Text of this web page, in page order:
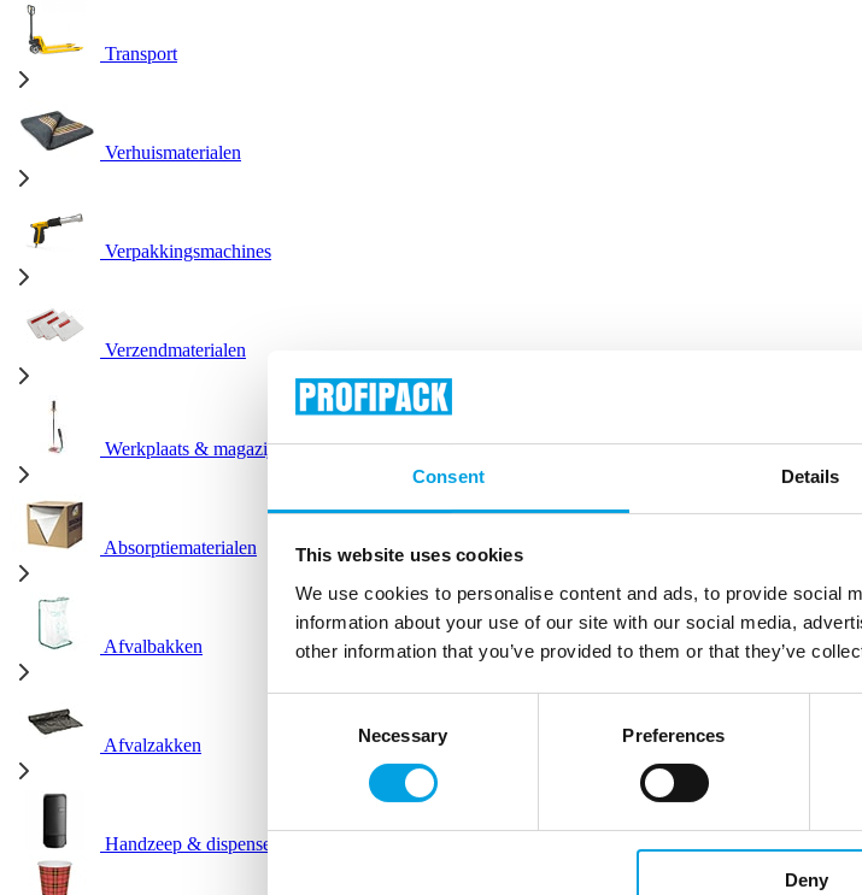
Consent Details
This website uses cookies
We use cookies to personalise content and ads, to provide social
information about your use of our site with our social media,
other information that you’ve provided to them or that they’ve
Necessary Preferences
Deny
Transport
Verhuismaterialen
Verpakkingsmachines
Verzendmaterialen
Werkplaats & magazijn
Absorptiematerialen
Afvalbakken
Afvalzakken
Handzeep & dispensers